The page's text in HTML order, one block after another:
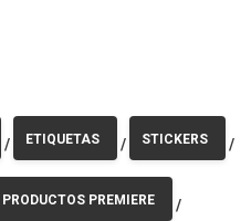
/ ETIQUETAS / STICKERS /
PRODUCTOS PREMIERE /